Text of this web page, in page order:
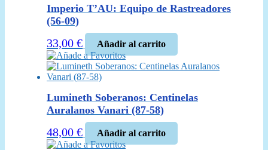
Imperio T’AU: Equipo de Rastreadores
(56-09)
33,00 €
Añadir al carrito
Añade a Favoritos
Lumineth Soberanos: Centinelas
Auralanos Vanari (87-58)
48,00 €
Añadir al carrito
Añade a Favoritos